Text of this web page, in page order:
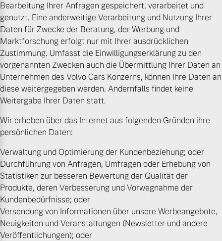
Volvo Selekt
Gebrauchtwagen
Die Neuwagenalternative
Mehr erfahren
Editionsmodelle
Mehr erfahren
Mehr erfahren
Frühjahrscheck
Entdecken Sie unsere
saisonalen Angebote.
Mehr erfahren
Finanzierung & Leasing
Versicherung
Bearbeitung Ihrer Anfragen gespeichert, verarbeitet und
genutzt. Eine anderweitige Verarbeitung und Nutzung Ihrer
Daten für Zwecke der Beratung, der Werbung und
Marktforschung erfolgt nur mit Ihrer ausdrücklichen
Zustimmung. Umfasst die Einwilligungserklärung zu den
vorgenannten Zwecken auch die Übermittlung Ihrer Daten an
Unternehmen des Volvo Cars Konzerns, können Ihre Daten an
diese weitergegeben werden. Andernfalls findet keine
Weitergabe Ihrer Daten statt.
Wir erheben über das Internet aus folgenden Gründen ihre
persönlichen Daten:
Verwaltung und Optimierung der Kundenbeziehung; oder
Durchführung von Anfragen, Umfragen oder Erhebung von
Statistiken zur besseren Bewertung der Qualität der
Produkte, deren Verbesserung und Vorwegnahme der
Kundenbedürfnisse; oder
Versendung von Informationen über unsere Werbeangebote,
Neuigkeiten und Veranstaltungen (Newsletter und andere
Veröffentlichungen); oder